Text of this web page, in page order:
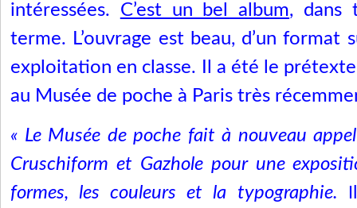
intéressées. C’est un bel album, dans
terme. L’ouvrage est beau, d’un format
exploitation en classe. Il a été le
au Musée de poche à Paris très
« Le Musée de poche fait à nouveau
Cruschiform et Gazhole pour une
formes, les couleurs et la typographie.